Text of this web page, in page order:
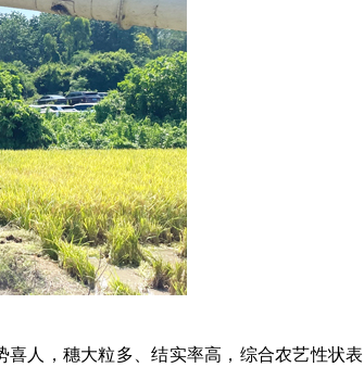
人，穗大粒多、结实率高，综合农艺性状表